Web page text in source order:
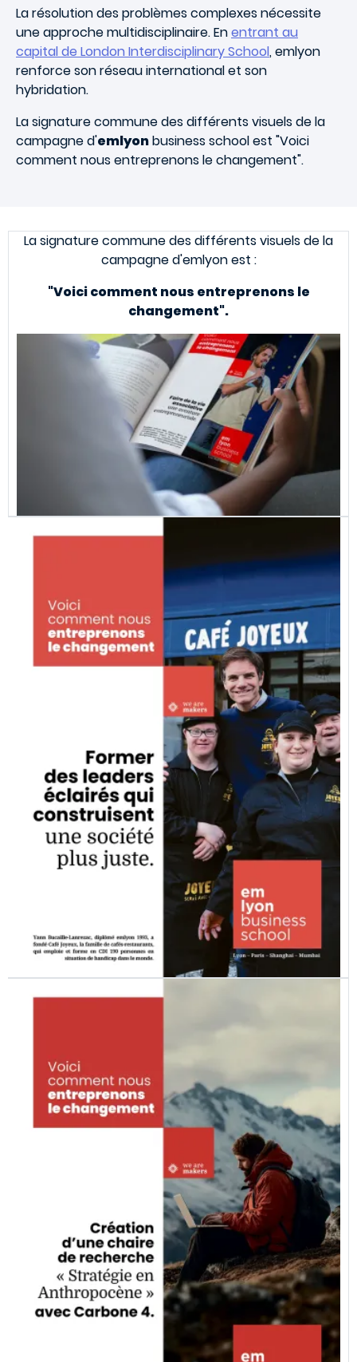
La résolution des problèmes complexes nécessite
une approche multidisciplinaire. Enentrant au
capital de London Interdisciplinary School, emlyon
renforce son réseau international et son
hybridation.
La signature commune des différents visuels de la
campagne d'emlyonbusiness school est "Voici
comment nous entreprenons le changement".
La signature commune des différents visuels de la
campagne d'emlyon est :
"Voici comment nous entreprenons le
changement".